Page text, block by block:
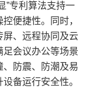
”专利算法支持一
便捷性。同时，
屏、远程协同及云
足会议办公等场景
、防震、防潮及易
备运行安全性。